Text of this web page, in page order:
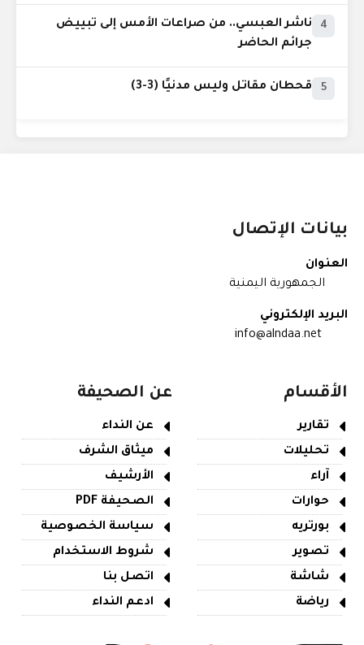
4
ناشر العبسي.. من صراعات الأمس إلى تبييض
جرائم الحاضر
5 قحطان مقاتل وليس مدنيًا (3-3)
بيانات الإتصال
العنوان
الجمهورية اليمنية
البريد الإلكتروني
info@alndaa.net
الأقسام
تقارير
تحليلات
آراء
حوارات
بورتريه
تصوير
شاشة
رياضة
عن الصحيفة
عن النداء
ميثاق الشرف
الأرشيف
الصحيفة PDF
سياسة الخصوصية
شروط الاستخدام
اتصل بنا
ادعم النداء